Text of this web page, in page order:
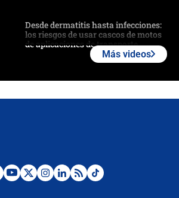
Desde dermatitis hasta infecciones:
los riesgos de usar cascos de motos
de aplicaciones de transporte
Posesión de Abelardo De La Espriella
Más videos